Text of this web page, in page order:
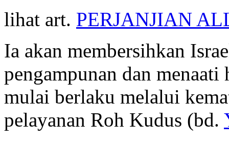
lihat art. PERJANJIAN
Ia akan membersihkan
pengampunan dan
mulai berlaku melalui
pelayanan Roh Kudus (bd.